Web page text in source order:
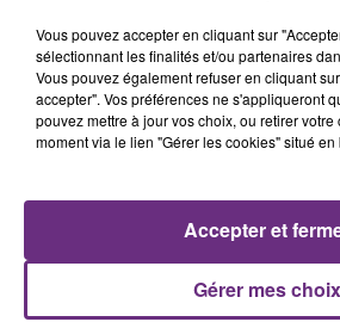
Drive Safe
Vous pouvez accepter en cliquant sur
sélectionnant les finalités et/ou partenaires
Vous pouvez également refuser en cliquant
accepter". Vos préférences ne s'appliqueront
pouvez mettre à jour vos choix, ou retirer
moment via le lien "Gérer les cookies" situé
Gérer mes choix
Accepter et